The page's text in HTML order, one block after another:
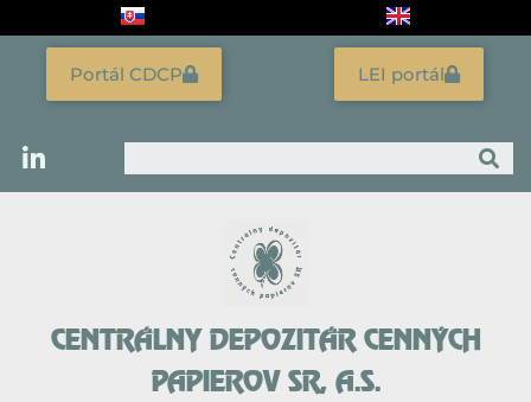
Vyhľadať
LEI portál
Portál CDCP
CENTRÁLNY DEPOZITÁR CENNÝCH
PAPIEROV SR, A.S.